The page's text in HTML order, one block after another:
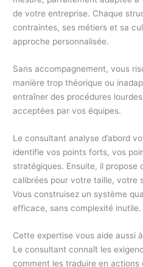
de votre entreprise. Chaque
contraintes, ses métiers et sa
approche personnalisée.
Sans accompagnement, vous
manière trop théorique ou
entraîner des procédures
acceptées par vos équipes.
Le consultant analyse d’abord
identifie vos points forts, vos
stratégiques. Ensuite, il propose
calibrées pour votre taille, votre
Vous construisez un système
efficace, sans complexité inutile.
Cette expertise vous aide aussi
Le consultant connaît les
comment les traduire en actions